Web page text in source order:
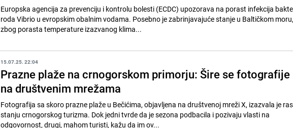
Europska agencija za prevenciju i kontrolu bolesti (ECDC) upozorava na porast infekcija
roda Vibrio u evropskim obalnim vodama. Posebno je zabrinjavajuće stanje u Baltičkom
zbog porasta temperature izazvanog klima...
15.07.25. 22:04
Prazne plaže na crnogorskom primorju: Šire se fotografije
na društvenim mrežama
Fotografija sa skoro prazne plaže u Bečićima, objavljena na društvenoj mreži X, izazvala je
stanju crnogorskog turizma. Dok jedni tvrde da je sezona podbacila i pozivaju vlasti na
odgovornost, drugi, mahom turisti, kažu da im ov...